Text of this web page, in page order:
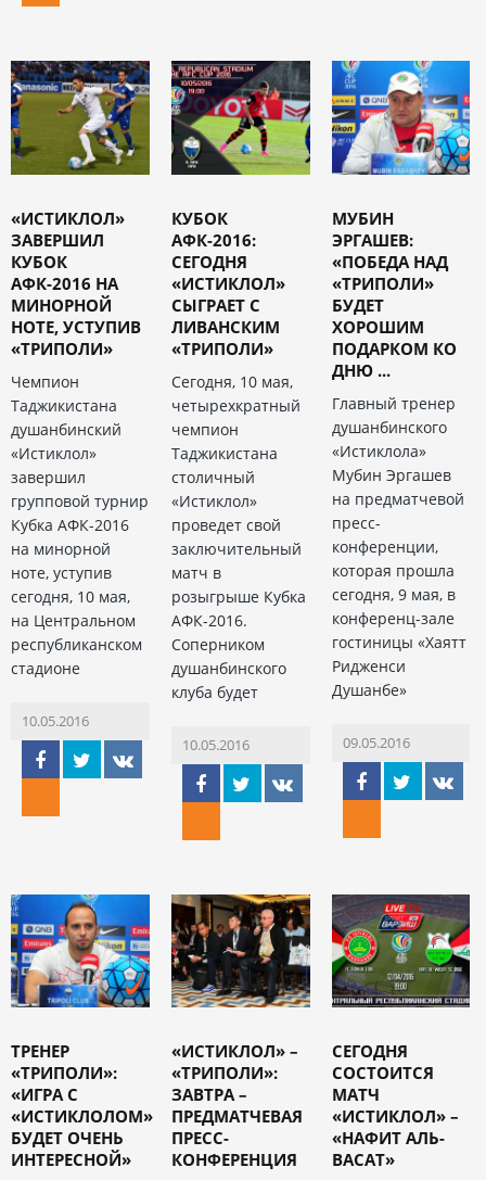
«ИСТИКЛОЛ»
ЗАВЕРШИЛ
КУБОК
АФК-2016 НА
МИНОРНОЙ
НОТЕ, УСТУПИВ
«ТРИПОЛИ»
Чемпион
Таджикистана
душанбинский
«Истиклол»
завершил
групповой турнир
Кубка АФК-2016
на минорной
ноте, уступив
сегодня, 10 мая,
на Центральном
республиканском
стадионе
10.05.2016
КУБОК
АФК-2016:
СЕГОДНЯ
«ИСТИКЛОЛ»
СЫГРАЕТ С
ЛИВАНСКИМ
«ТРИПОЛИ»
Сегодня, 10 мая,
четырехкратный
чемпион
Таджикистана
столичный
«Истиклол»
проведет свой
заключительный
матч в
розыгрыше Кубка
АФК-2016.
Соперником
душанбинского
клуба будет
10.05.2016
МУБИН
ЭРГАШЕВ:
«ПОБЕДА НАД
«ТРИПОЛИ»
БУДЕТ
ХОРОШИМ
ПОДАРКОМ КО
ДНЮ ...
Главный тренер
душанбинского
«Истиклола»
Мубин Эргашев
на предматчевой
пресс-
конференции,
которая прошла
сегодня, 9 мая, в
конференц-зале
гостиницы «Хаятт
Ридженси
Душанбе»
09.05.2016
ТРЕНЕР
«ТРИПОЛИ»:
«ИГРА С
«ИСТИКЛОЛОМ»
БУДЕТ ОЧЕНЬ
ИНТЕРЕСНОЙ»
«ИСТИКЛОЛ» –
«ТРИПОЛИ»:
ЗАВТРА –
ПРЕДМАТЧЕВАЯ
ПРЕСС-
КОНФЕРЕНЦИЯ
СЕГОДНЯ
СОСТОИТСЯ
МАТЧ
«ИСТИКЛОЛ» –
«НАФИТ АЛЬ-
ВАСАТ»